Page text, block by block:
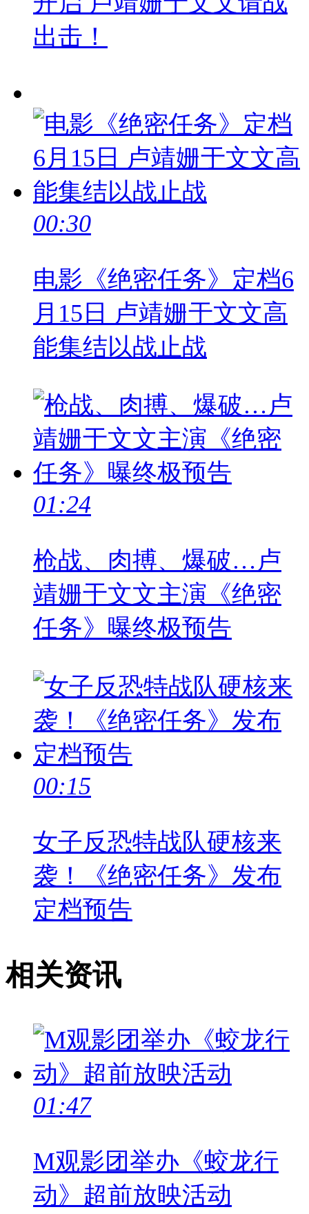
出击！
00:30
电影《绝密任务》定档6
月15日 卢靖姗于文文高
能集结以战止战
01:24
枪战、肉搏、爆破…卢
靖姗于文文主演《绝密
任务》曝终极预告
00:15
女子反恐特战队硬核来
袭！《绝密任务》发布
定档预告
相关资讯
01:47
M观影团举办《蛟龙行
动》超前放映活动